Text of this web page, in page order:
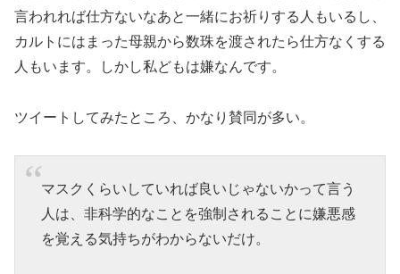
言われれば仕方ないなあと一緒にお祈りする人もいるし、
カルトにはまった母親から数珠を渡されたら仕方なくする
人もいます。しかし私どもは嫌なんです。
ツイートしてみたところ、かなり賛同が多い。
マスクくらいしていれば良いじゃないかって言う
人は、非科学的なことを強制されることに嫌悪感
を覚える気持ちがわからないだけ。